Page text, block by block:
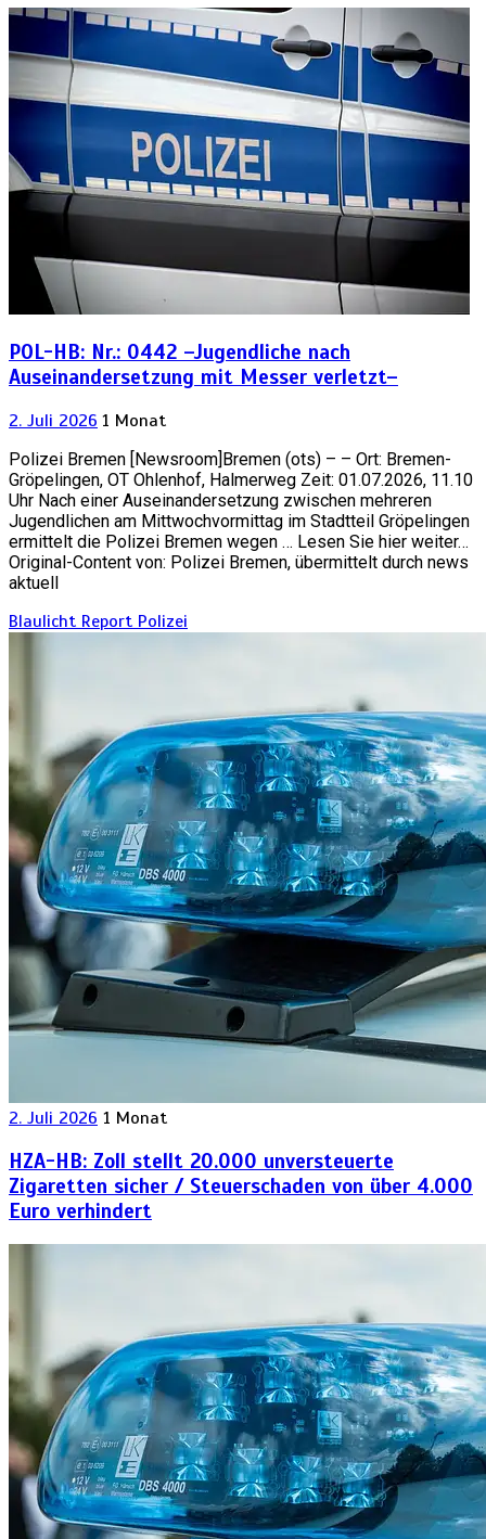
POL-HB: Nr.: 0442 –Jugendliche nach
Auseinandersetzung mit Messer verletzt–
2. Juli 2026 1 Monat
Polizei Bremen [Newsroom]Bremen (ots) – – Ort: Bremen-
Gröpelingen, OT Ohlenhof, Halmerweg Zeit: 01.07.2026, 11.10
Uhr Nach einer Auseinandersetzung zwischen mehreren
Jugendlichen am Mittwochvormittag im Stadtteil Gröpelingen
ermittelt die Polizei Bremen wegen … Lesen Sie hier weiter…
Original-Content von: Polizei Bremen, übermittelt durch news
aktuell
Blaulicht Report Polizei
2. Juli 2026 1 Monat
HZA-HB: Zoll stellt 20.000 unversteuerte
Zigaretten sicher / Steuerschaden von über 4.000
Euro verhindert